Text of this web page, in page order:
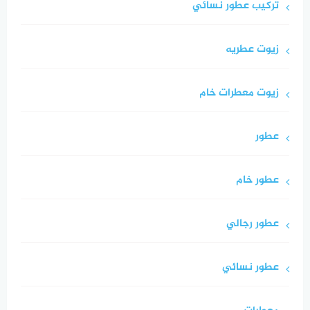
تركيب عطور نسائي
زيوت عطريه
زيوت معطرات خام
عطور
عطور خام
عطور رجالي
عطور نسائي